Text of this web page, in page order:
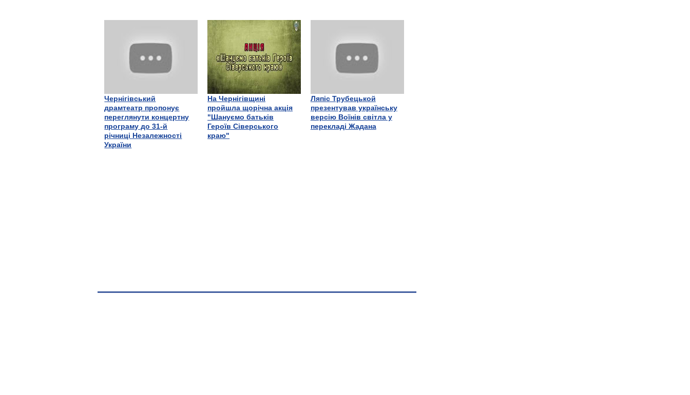
Чернігівський
драмтеатр пропонує
переглянути концертну
програму до 31-й
річниці Незалежності
України
На Чернігівщині
пройшла щорічна акція
"Шануємо батьків
Героїв Сіверського
краю"
Ляпіс Трубецькой
презентував українську
версію Воїнів світла у
перекладі Жадана